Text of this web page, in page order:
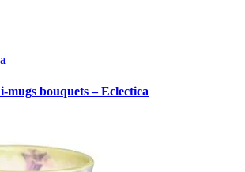
mugs bouquets – Eclectica